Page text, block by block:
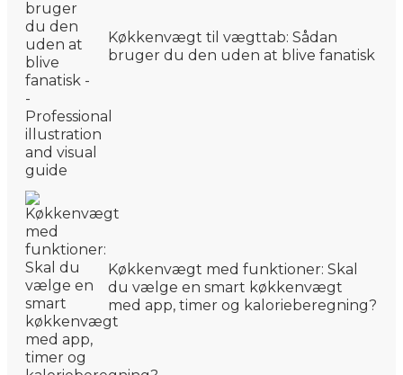
Køkkenvægt til vægttab: Sådan
bruger du den uden at blive fanatisk
Køkkenvægt med funktioner: Skal
du vælge en smart køkkenvægt
med app, timer og kalorieberegning?